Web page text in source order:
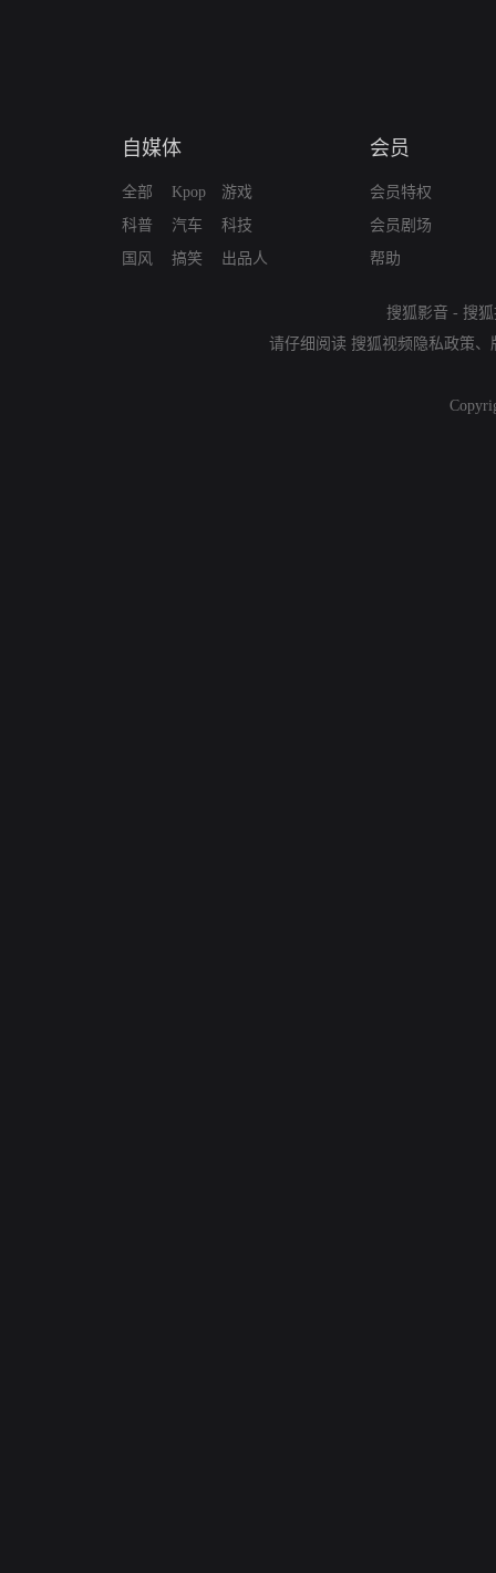
自媒体
全部
科普
国风
Kpop
汽车
搞笑
游戏
科技
出品人
会员
会员特权
会员剧场
帮助
搜狐影音 - 搜
请仔细阅读 搜狐视频隐私政策、